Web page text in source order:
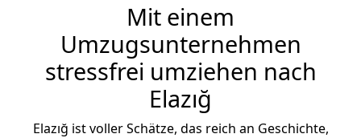
Mit einem
Umzugsunternehmen
stressfrei umziehen nach
Elazığ
Elazığ ist voller Schätze, das reich an Geschichte,